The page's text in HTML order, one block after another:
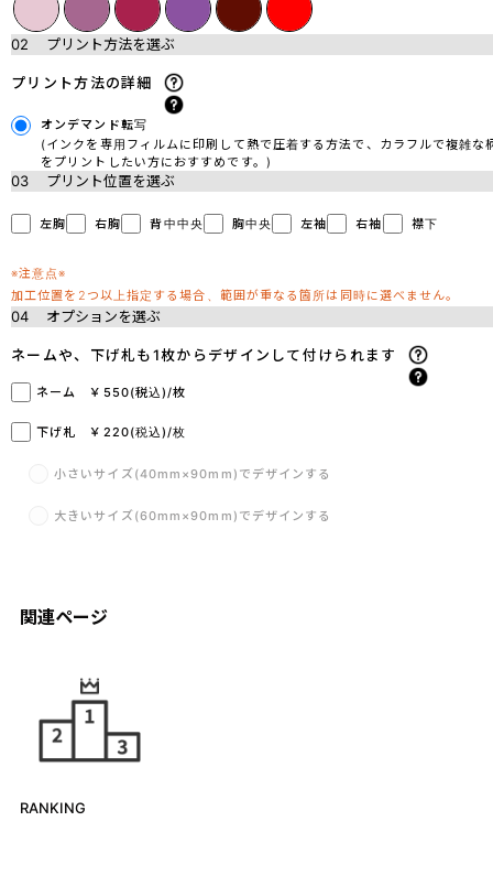
02 プリント方法を選ぶ
プリント方法の詳細
オンデマンド転写
(インクを専用フィルムに印刷して熱で圧着する方法で、カラフルで複雑な
をプリントしたい方におすすめです。)
03 プリント位置を選ぶ
左胸 右胸 背中中央 胸中央 左袖 右袖 襟下
※注意点※
加工位置を2つ以上指定する場合、範囲が重なる箇所は同時に選べません。
04 オプションを選ぶ
ネームや、下げ札も1枚からデザインして付けられます
ネーム ￥550(税込)/枚
下げ札 ￥220(税込)/枚
小さいサイズ(40mm×90mm)でデザインする
大きいサイズ(60mm×90mm)でデザインする
関連ページ
RANKING